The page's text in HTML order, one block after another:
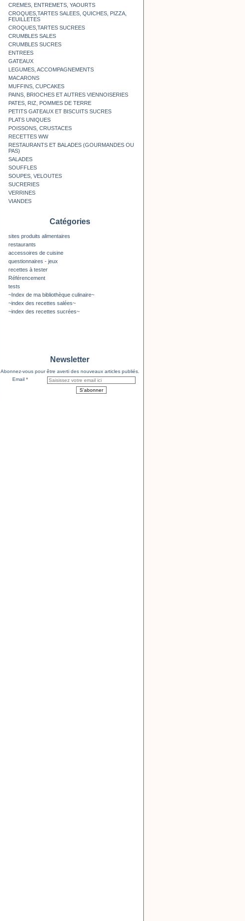
CREMES, ENTREMETS, YAOURTS
CROQUES,TARTES SALEES, QUICHES, PIZZA,
FEUILLETES
CROQUES,TARTES SUCREES
CRUMBLES SALES
CRUMBLES SUCRES
ENTREES
GATEAUX
LEGUMES, ACCOMPAGNEMENTS
MACARONS
MUFFINS, CUPCAKES
PAINS, BRIOCHES ET AUTRES VIENNOISERIES
PATES, RIZ, POMMES DE TERRE
PETITS GATEAUX ET BISCUITS SUCRES
PLATS UNIQUES
POISSONS, CRUSTACES
RECETTES WW
RESTAURANTS ET BALADES (GOURMANDES OU
PAS)
SALADES
SOUFFLES
SOUPES, VELOUTES
SUCRERIES
VERRINES
VIANDES
Catégories
sites produits alimentaires
restaurants
accessoires de cuisine
questionnaires - jeux
recettes à tester
Référencement
tests
~Index de ma bibliothèque culinaire~
~index des recettes salées~
~index des recettes sucrées~
Newsletter
Abonnez-vous pour être averti des nouveaux articles publiés.
Email